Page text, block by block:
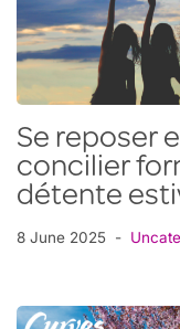
Se reposer
concilier
détente
8 June 2025